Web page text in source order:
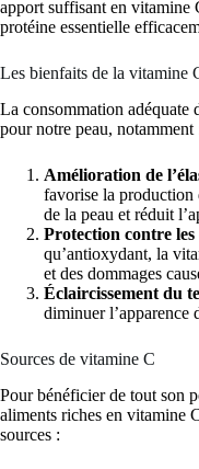
apport suffisant en vitamine
protéine essentielle
Les bienfaits de la vitamine
La consommation adéquate
pour notre peau, notamment
Amélioration de
favorise la production
de la peau et réduit
Protection contre
qu’antioxydant, la
et des dommages
Éclaircissement du
diminuer l’apparence
Sources de vitamine C
Pour bénéficier de tout son
aliments riches en vitamine
sources :